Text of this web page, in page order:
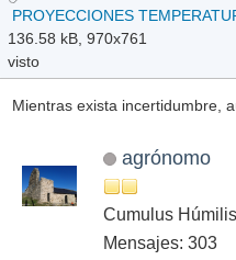
PROYECCIONES
136.58 kB, 970x761
visto
Mientras exista incertidumbre,
agrónomo
Cumulus Húmilis
Mensajes: 303